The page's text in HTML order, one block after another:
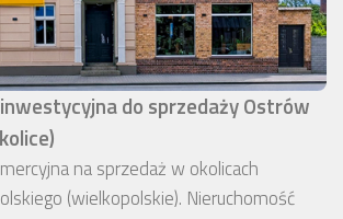
do sprzedaży Ostrów
na sprzedaż w okolicach
(wielkopolskie). Nieruchomość